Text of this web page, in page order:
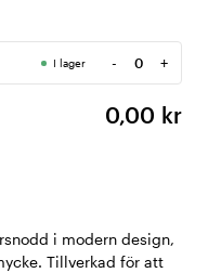
I lager -
Antal
+
0,00 kr
i modern design,
Tillverkad för att